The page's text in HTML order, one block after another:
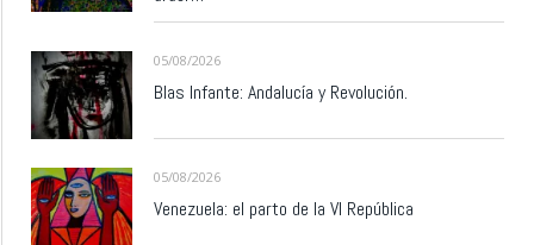
05/08/2026
Blas Infante: Andalucía y Revolución.
05/08/2026
Venezuela: el parto de la VI República